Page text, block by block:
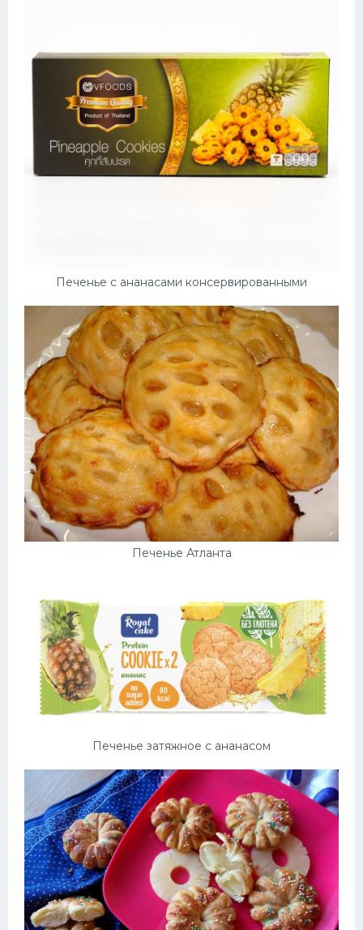
Печенье с ананасами консервированными
Печенье Атланта
Печенье затяжное с ананасом